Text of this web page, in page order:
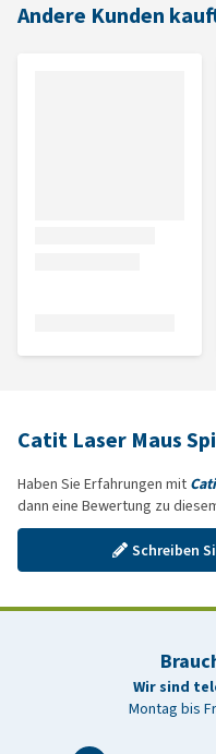
Andere Kunden
Catit Laser Maus
Haben Sie Erfahrungen mit
dann eine Bewertung zu
Schreiben
Wir sind
Montag bis